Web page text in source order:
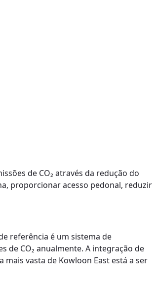
de CO₂ através da redução do
proporcionar acesso pedonal, reduzir
referência é um sistema de
de CO₂ anualmente. A integração de
vasta de Kowloon East está a ser